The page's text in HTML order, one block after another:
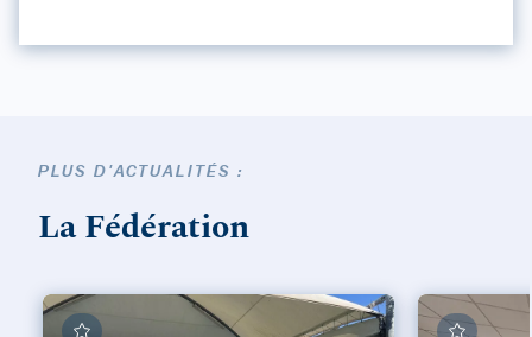
PLUS D'ACTUALITÉS :
La Fédération